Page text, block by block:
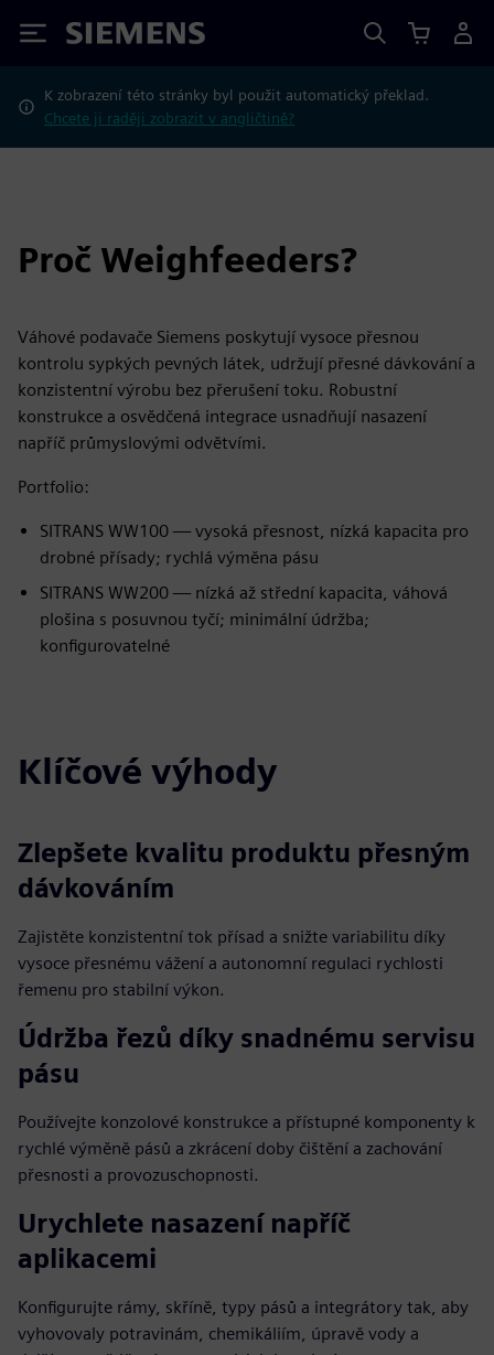
Siemens
K zobrazení této stránky byl použit automatický překlad.
Chcete ji raději zobrazit v angličtině?
Proč Weighfeeders?
Váhové podavače Siemens poskytují vysoce přesnou
kontrolu sypkých pevných látek, udržují přesné dávkování a
konzistentní výrobu bez přerušení toku. Robustní
konstrukce a osvědčená integrace usnadňují nasazení
napříč průmyslovými odvětvími.
Portfolio:
SITRANS WW100 — vysoká přesnost, nízká kapacita pro
drobné přísady; rychlá výměna pásu
SITRANS WW200 — nízká až střední kapacita, váhová
plošina s posuvnou tyčí; minimální údržba;
konfigurovatelné
Klíčové výhody
Zlepšete kvalitu produktu přesným
dávkováním
Zajistěte konzistentní tok přísad a snižte variabilitu díky
vysoce přesnému vážení a autonomní regulaci rychlosti
řemenu pro stabilní výkon.
Údržba řezů díky snadnému servisu
pásu
Používejte konzolové konstrukce a přístupné komponenty k
rychlé výměně pásů a zkrácení doby čištění a zachování
přesnosti a provozuschopnosti.
Urychlete nasazení napříč
aplikacemi
Konfigurujte rámy, skříně, typy pásů a integrátory tak, aby
vyhovovaly potravinám, chemikáliím, úpravě vody a